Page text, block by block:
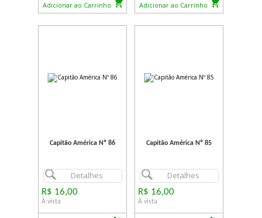
Adicionar ao Carrinho Adicionar ao Carrinho
Capitão América Nº 86
Detalhes
R$ 16,00
À vista
Capitão América Nº 85
Detalhes
R$ 16,00
À vista